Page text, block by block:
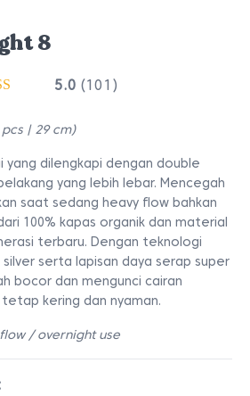
8
5.0 (101)
pcs | 29 cm)
yang dilengkapi dengan double
yang lebih lebar. Mencegah
saat sedang heavy flow bahkan
100% kapas organik dan material
terbaru. Dengan teknologi
serta lapisan daya serap super
bocor dan mengunci cairan
kering dan nyaman.
/ overnight use